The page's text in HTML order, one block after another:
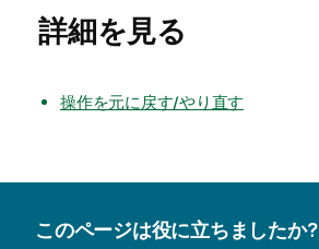
詳細を見る
操作を元に戻す/やり直す
このページは役に立ちましたか?